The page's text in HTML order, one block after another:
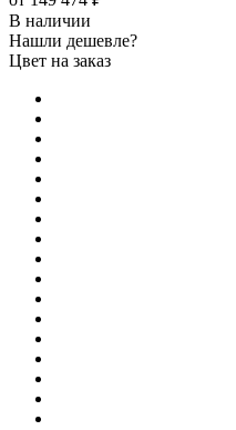
В наличии
Нашли дешевле?
Цвет на заказ